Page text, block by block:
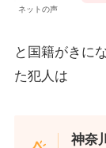
ネットの声
と国籍がきに
た犯人は
神奈